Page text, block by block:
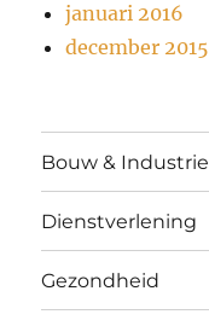
januari 2016
december 2015
Bouw & Industrie
Dienstverlening
Gezondheid